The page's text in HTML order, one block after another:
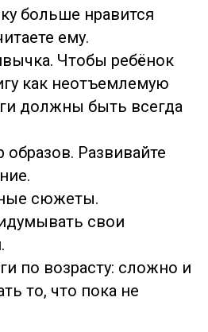
больше нравится
ему.
Чтобы ребёнок
как неотъемлемую
должны быть всегда
образов. Развивайте
сюжеты.
свои
по возрасту: сложно и
то, что пока не